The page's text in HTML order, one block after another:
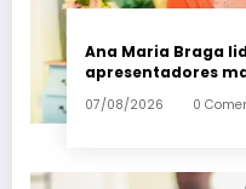
Ana Maria Braga
apresentadores
ranking – Em Dia ES
07/08/2026 0